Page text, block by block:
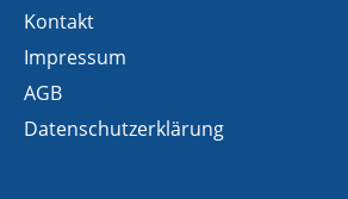
Kontakt
Impressum
AGB
Datenschutzerklärung